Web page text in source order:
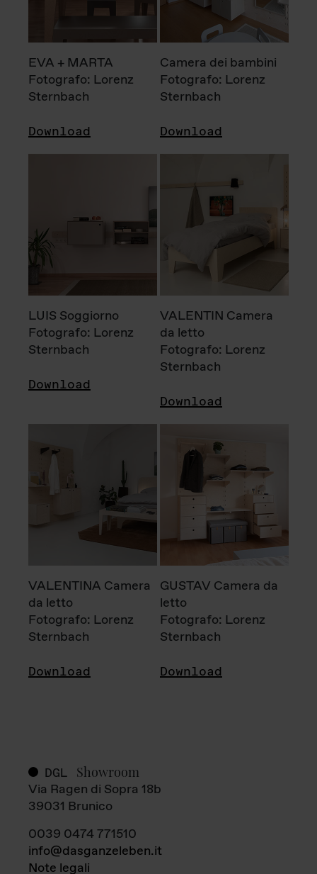
EVA + MARTA
Fotografo: Lorenz
Sternbach
Download
Camera dei bambini
Fotografo: Lorenz
Sternbach
Download
LUIS Soggiorno
Fotografo: Lorenz
Sternbach
Download
VALENTIN Camera
da letto
Fotografo: Lorenz
Sternbach
Download
VALENTINA Camera
da letto
Fotografo: Lorenz
Sternbach
Download
GUSTAV Camera da
letto
Fotografo: Lorenz
Sternbach
Download
DGL Showroom
Via Ragen di Sopra 18b
39031 Brunico
0039 0474 771510
info@dasganzeleben.it
Note legali